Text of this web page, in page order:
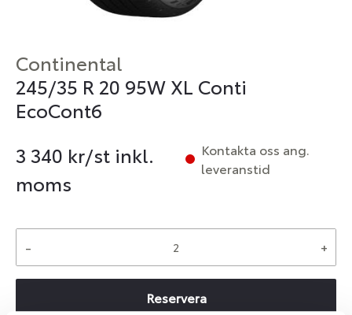
Continental
245/35 R 20 95W XL Conti
EcoCont6
3 340 kr/st inkl.
moms
Kontakta oss ang.
leveranstid
- +
Reservera